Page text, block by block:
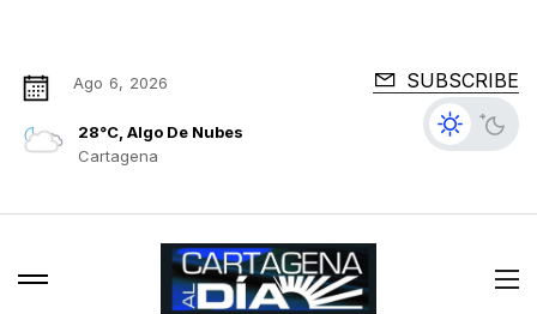
Ago 6, 2026
28°C, Algo De Nubes
Cartagena
SUBSCRIBE